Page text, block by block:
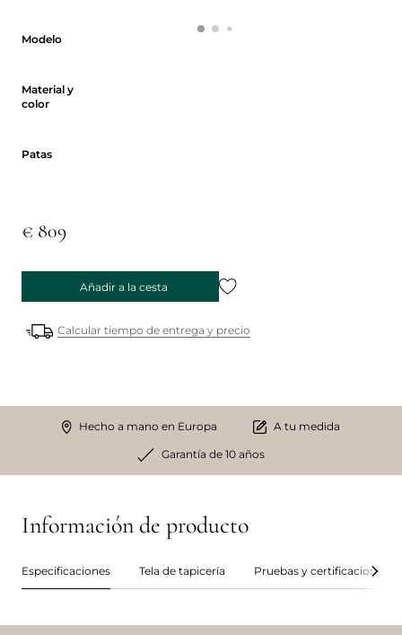
Modelo
Material y
color
Patas
€ 809
Añadir a la cesta
Calcular tiempo de entrega y precio
Hecho a mano en Europa A tu medida
Garantía de 10 años
Información de producto
Especificaciones Tela de tapicería Pruebas y certificaciones